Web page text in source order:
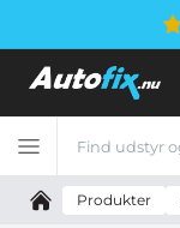
Produkter